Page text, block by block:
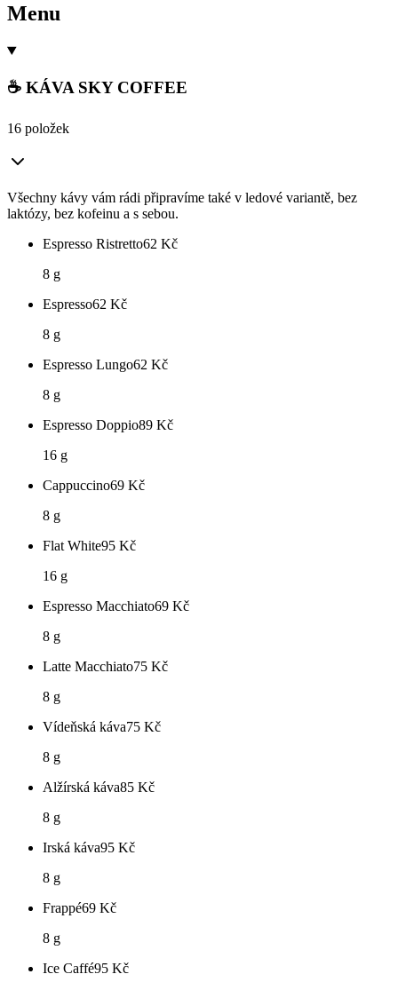
Menu
☕ KÁVA SKY COFFEE
16 položek
Všechny kávy vám rádi připravíme také v ledové variantě, bez
laktózy, bez kofeinu a s sebou.
Espresso Ristretto62 Kč
8 g
Espresso62 Kč
8 g
Espresso Lungo62 Kč
8 g
Espresso Doppio89 Kč
16 g
Cappuccino69 Kč
8 g
Flat White95 Kč
16 g
Espresso Macchiato69 Kč
8 g
Latte Macchiato75 Kč
8 g
Vídeňská káva75 Kč
8 g
Alžírská káva85 Kč
8 g
Irská káva95 Kč
8 g
Frappé69 Kč
8 g
Ice Caffé95 Kč